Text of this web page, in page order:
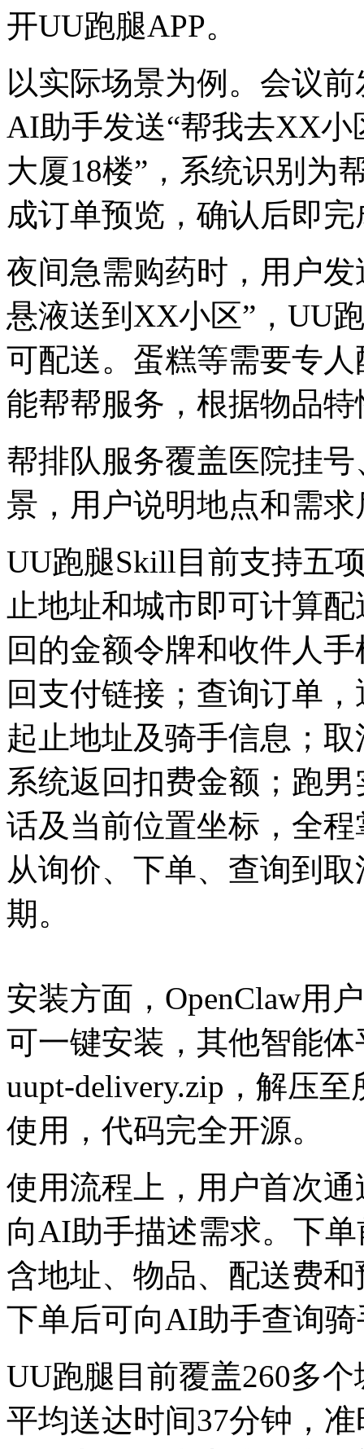
开UU跑腿APP。
以实际场景为例。会议
AI助手发送“帮我去XX
大厦18楼”，系统识别为
成订单预览，确认后即
夜间急需购药时，用户
悬液送到XX小区”，UU
可配送。蛋糕等需要专
能帮帮服务，根据物品
帮排队服务覆盖医院挂
景，用户说明地点和需
UU跑腿Skill目前支持五
止地址和城市即可计算
回的金额令牌和收件人
回支付链接；查询订单
起止地址及骑手信息；
系统返回扣费金额；跑
话及当前位置坐标，全
从询价、下单、查询到
期。
安装方面，OpenClaw用
可一键安装，其他智能
uupt-delivery.zip，解压
使用，代码完全开源。
使用流程上，用户首次
向AI助手描述需求。下
含地址、物品、配送费
下单后可向AI助手查询
UU跑腿目前覆盖260多
平均送达时间37分钟，